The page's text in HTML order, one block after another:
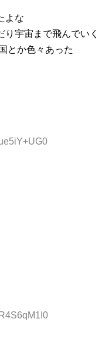
よな
宇宙まで飛んでいく
とか色々あった